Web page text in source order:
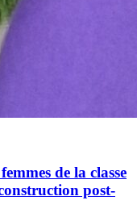
de la classe
post-